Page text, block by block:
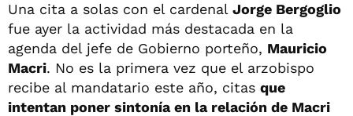
Una cita a solas con el cardenal Jorge Bergoglio
fue ayer la actividad más destacada en la
agenda del jefe de Gobierno porteño, Mauricio
Macri. No es la primera vez que el arzobispo
recibe al mandatario este año, citas que
intentan poner sintonía en la relación de Macri